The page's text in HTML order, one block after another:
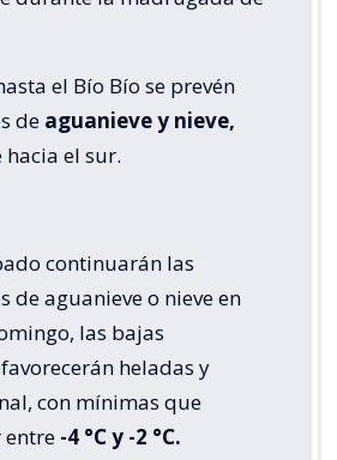
el Bío Bío se prevén
de aguanieve y nieve,
el sur.
continuarán las
de aguanieve o nieve en
las bajas
heladas y
con mínimas que
-4 °C y -2 °C.